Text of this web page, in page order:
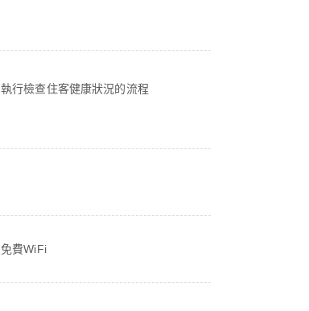
執行檢查住客健康狀況的流程
免費WiFi